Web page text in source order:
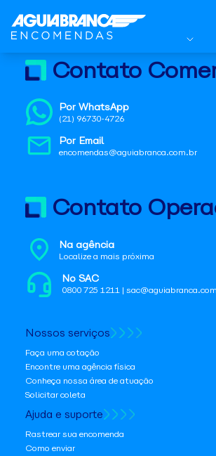
Contato
Por WhatsApp
(21) 96730-4726
Por Email
encomendas@aguiabranca.com.br
Contato
Na agência
Localize a mais próxima
No SAC
0800 725 1211 |
Nossos serviços
Faça uma cotação
Encontre uma agência física
Conheça nossa área de atuação
Solicitar coleta
Ajuda e suporte
Rastrear sua encomenda
Como enviar